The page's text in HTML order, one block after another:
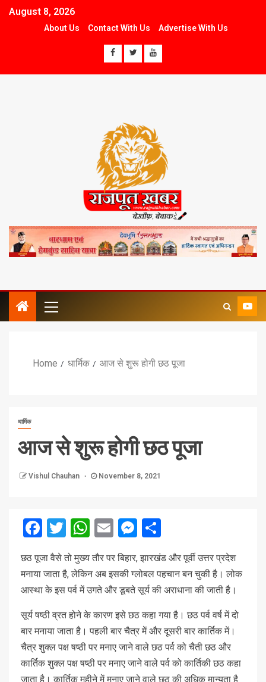
August 8, 2026
About Us Contact With Us Advertise With Us
Home धार्मिक आज से शुरू होगी छठ पूजा
धार्मिक
आज से शुरू होगी छठ पूजा
Vishul Chauhan November 8, 2021
Facebook
Twitter
WhatsApp
EmailMessenger
छठ पूजा वैसे तो मुख्य तौर पर बिहार, झारखंड और पूर्वी उत्तर प्रदेश
मनाया जाता है, लेकिन अब इसकी ग्लोबल पहचान बन चुकी है। लोक
आस्था के इस पर्व में उगते और डूबते सूर्य की अराधाना की जाती है।
सूर्य षष्ठी व्रत होने के कारण इसे छठ कहा गया है। छठ पर्व वर्ष में दो
बार मनाया जाता है। पहली बार चैत्र में और दूसरी बार कार्तिक में।
चैत्र शुक्ल पक्ष षष्ठी पर मनाए जाने वाले छठ पर्व को चैती छठ और
कार्तिक शुक्ल पक्ष षष्ठी पर मनाए जाने वाले पर्व को कार्तिकी छठ कहा
जाता है। कार्तिक महीने में मनाए जाने वाले छठ की अधिक मान्यता है